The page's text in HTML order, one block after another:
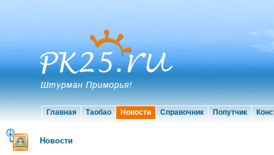
Главная Таобао Новости Справочник Попутчик
Новости